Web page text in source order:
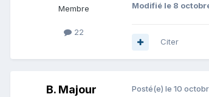
Membre
22
Modifié le 8
Citer
B. Majour Posté(e) le 10